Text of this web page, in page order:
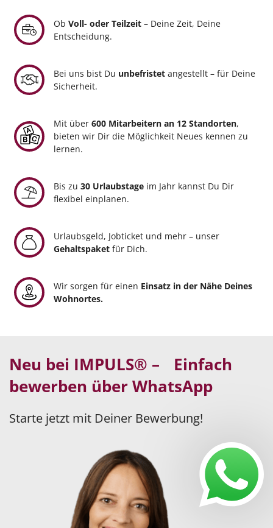
Ob Voll- oder Teilzeit – Deine Zeit, Deine
Entscheidung.
Bei uns bist Du unbefristet angestellt – für Deine
Sicherheit.
Mit über 600 Mitarbeitern an 12 Standorten,
bieten wir Dir die Möglichkeit Neues kennen zu
lernen.
Bis zu 30 Urlaubstage im Jahr kannst Du Dir
flexibel einplanen.
Urlaubsgeld, Jobticket und mehr – unser
Gehaltspaket für Dich.
Wir sorgen für einen Einsatz in der Nähe Deines
Wohnortes.
Neu bei IMPULS® – Einfach
bewerben über WhatsApp
Starte jetzt mit Deiner Bewerbung!